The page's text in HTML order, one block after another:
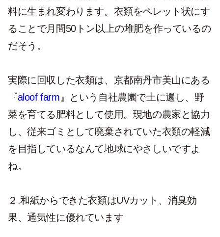
料に生まれ変わります。衣類をペレット状にす
ることで月間50トン以上の堆肥を作っているの
だそう。
実際に回収した衣類は、京都南丹市美山にある
『aloof farm 』という自社農園で土に還し、野
菜を育てる肥料として使用。現地の農家と協力
し、従来ゴミとして廃棄されていた衣類の軽減
を目指しているなんて地球にやさしいですよ
ね。
２.和紙からできた衣類はUVカット、消臭効
果、通気性に優れています